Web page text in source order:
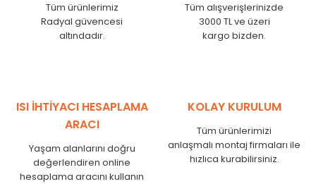
Tüm ürünlerimiz
Radyal güvencesi
altındadır.
Tüm alışverişlerinizde
3000 TL ve üzeri
kargo bizden.
ISI İHTİYACI HESAPLAMA
ARACI
Yaşam alanlarını doğru
değerlendiren online
hesaplama aracını kullanın
KOLAY KURULUM
Tüm ürünlerimizi
anlaşmalı montaj firmaları ile
hızlıca kurabilirsiniz.